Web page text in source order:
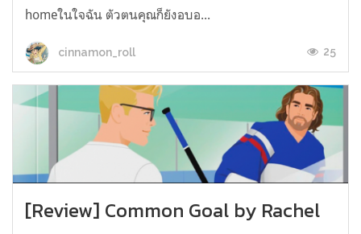
homeในใจฉัน ตัวตนคุณก็ยังอบอ...
cinnamon_roll 25
[Review] Common Goal by Rachel